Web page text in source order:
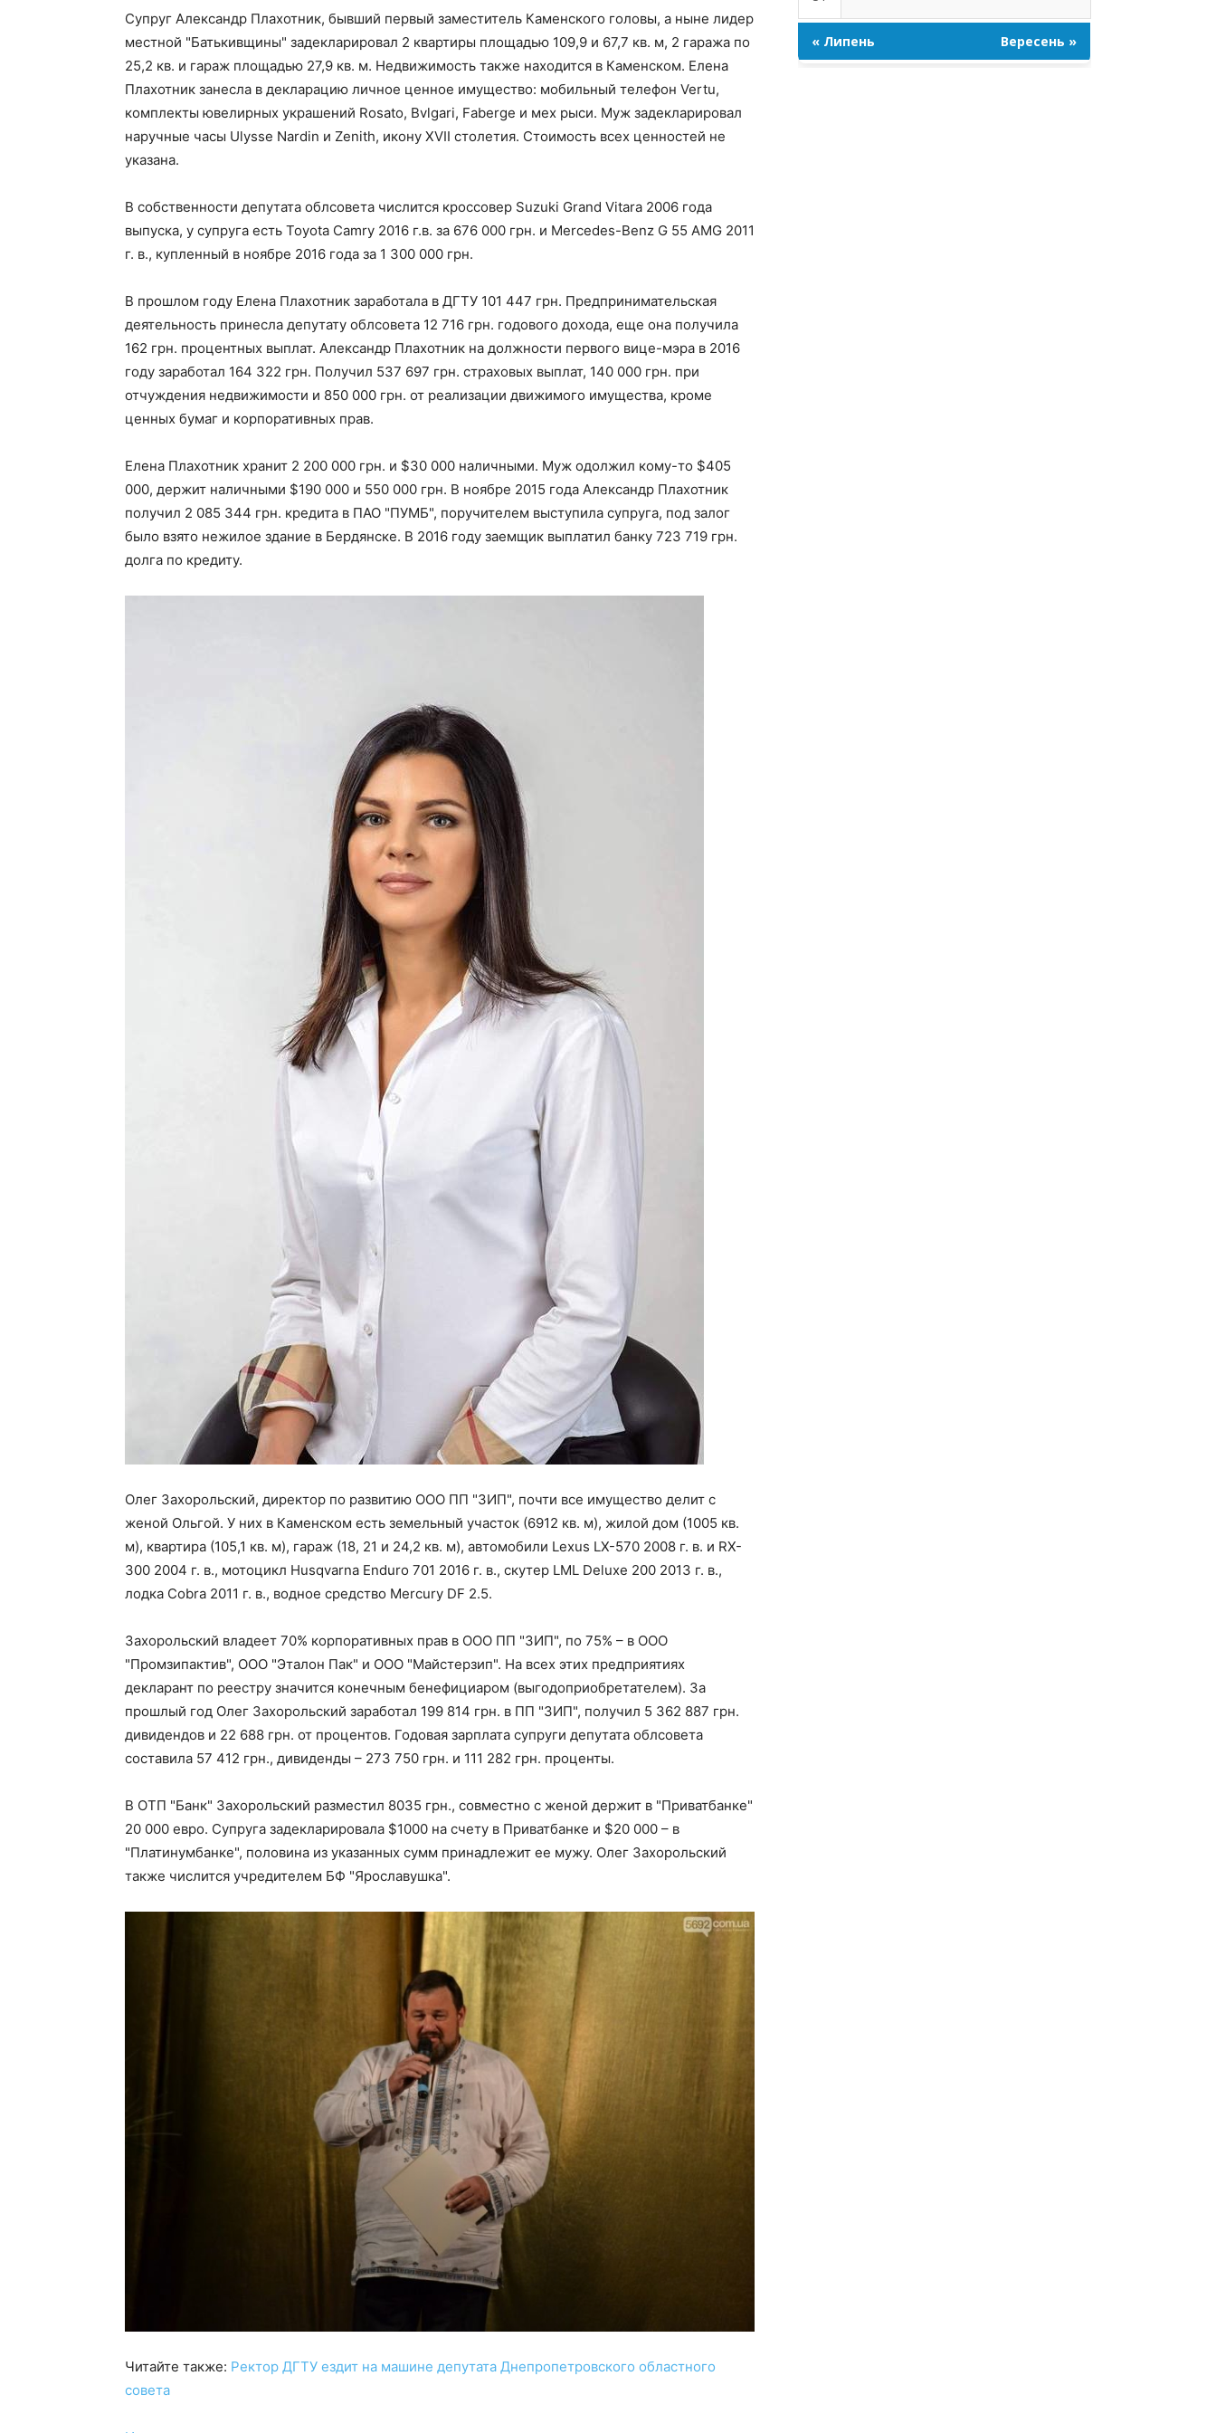
Супруг Александр Плахотник, бывший первый заместитель Каменского головы, а ныне лидер
местной "Батькивщины" задекларировал 2 квартиры площадью 109,9 и 67,7 кв. м, 2 гаража по
25,2 кв. и гараж площадью 27,9 кв. м. Недвижимость также находится в Каменском. Елена
Плахотник занесла в декларацию личное ценное имущество: мобильный телефон Vertu,
комплекты ювелирных украшений Rosato, Bvlgari, Faberge и мех рыси. Муж задекларировал
наручные часы Ulysse Nardin и Zenith, икону XVII столетия. Стоимость всех ценностей не
указана.
В собственности депутата облсовета числится кроссовер Suzuki Grand Vitara 2006 года
выпуска, у супруга есть Toyota Camry 2016 г.в. за 676 000 грн. и Mercedes-Benz G 55 AMG 2011
г. в., купленный в ноябре 2016 года за 1 300 000 грн.
В прошлом году Елена Плахотник заработала в ДГТУ 101 447 грн. Предпринимательская
деятельность принесла депутату облсовета 12 716 грн. годового дохода, еще она получила
162 грн. процентных выплат. Александр Плахотник на должности первого вице-мэра в 2016
году заработал 164 322 грн. Получил 537 697 грн. страховых выплат, 140 000 грн. при
отчуждения недвижимости и 850 000 грн. от реализации движимого имущества, кроме
ценных бумаг и корпоративных прав.
Елена Плахотник хранит 2 200 000 грн. и $30 000 наличными. Муж одолжил кому-то $405
000, держит наличными $190 000 и 550 000 грн. В ноябре 2015 года Александр Плахотник
получил 2 085 344 грн. кредита в ПАО "ПУМБ", поручителем выступила супруга, под залог
было взято нежилое здание в Бердянске. В 2016 году заемщик выплатил банку 723 719 грн.
долга по кредиту.
Олег Захорольский, директор по развитию ООО ПП "ЗИП", почти все имущество делит с
женой Ольгой. У них в Каменском есть земельный участок (6912 кв. м), жилой дом (1005 кв.
м), квартира (105,1 кв. м), гараж (18, 21 и 24,2 кв. м), автомобили Lexus LX-570 2008 г. в. и RX-
300 2004 г. в., мотоцикл Husqvarna Enduro 701 2016 г. в., скутер LML Deluxe 200 2013 г. в.,
лодка Cobra 2011 г. в., водное средство Mercury DF 2.5.
Захорольский владеет 70% корпоративных прав в ООО ПП "ЗИП", по 75% – в ООО
"Промзипактив", ООО "Эталон Пак" и ООО "Майстерзип". На всех этих предприятиях
декларант по реестру значится конечным бенефициаром (выгодоприобретателем). За
прошлый год Олег Захорольский заработал 199 814 грн. в ПП "ЗИП", получил 5 362 887 грн.
дивидендов и 22 688 грн. от процентов. Годовая зарплата супруги депутата облсовета
составила 57 412 грн., дивиденды – 273 750 грн. и 111 282 грн. проценты.
В ОТП "Банк" Захорольский разместил 8035 грн., совместно с женой держит в "Приватбанке"
20 000 евро. Супруга задекларировала $1000 на счету в Приватбанке и $20 000 – в
"Платинумбанке", половина из указанных сумм принадлежит ее мужу. Олег Захорольский
также числится учредителем БФ "Ярославушка".
Читайте также: Ректор ДГТУ ездит на машине депутата Днепропетровского областного
совета
« Липень Вересень »